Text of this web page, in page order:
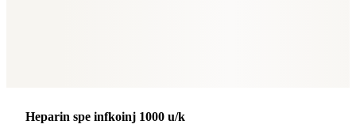
Merke:
Heparin spe infkoinj 1000 u/k